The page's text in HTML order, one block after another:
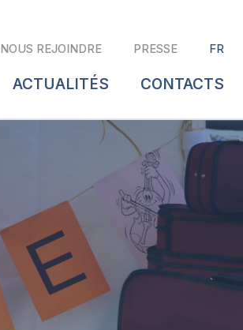
NOUS REJOINDRE PRESSE FR
ACTUALITÉS CONTACTS